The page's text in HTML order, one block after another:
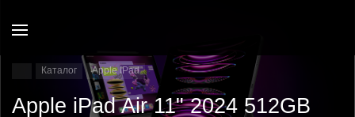
Каталог Apple IPad
Apple iPad Air 11" 2024 512GB